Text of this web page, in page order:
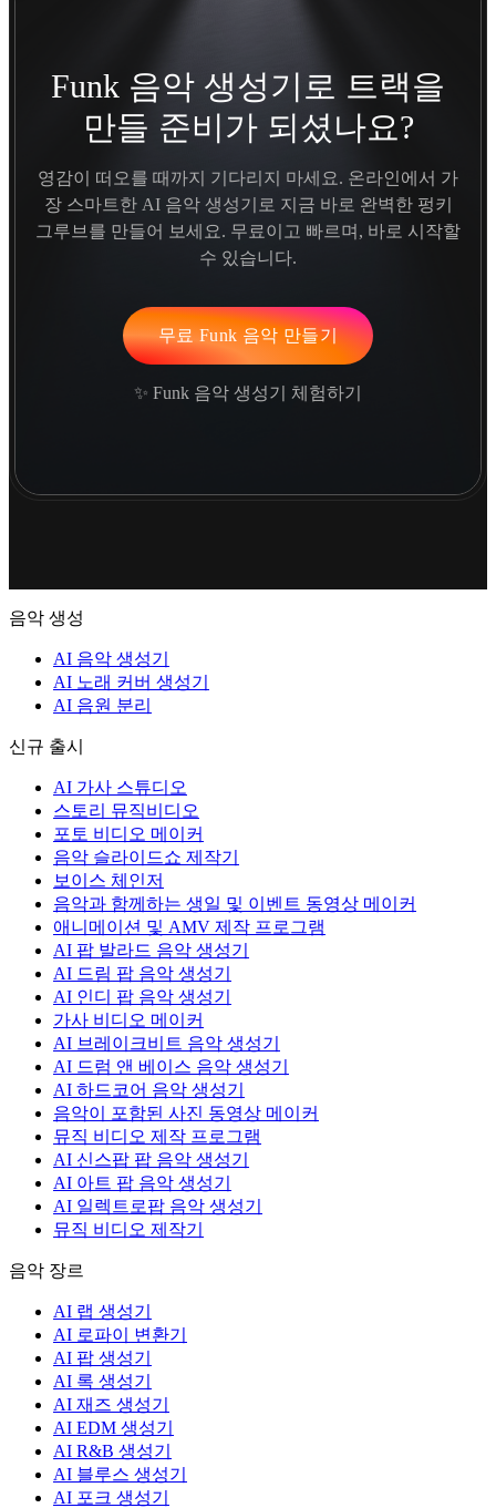
Funk 음악 생성기로 트랙을
만들 준비가 되셨나요?
영감이 떠오를 때까지 기다리지 마세요. 온라인에서 가
장 스마트한 AI 음악 생성기로 지금 바로 완벽한 펑키
그루브를 만들어 보세요. 무료이고 빠르며, 바로 시작할
수 있습니다.
무료 Funk 음악 만들기
✨ Funk 음악 생성기 체험하기
음악 생성
AI 음악 생성기
AI 노래 커버 생성기
AI 음원 분리
신규 출시
AI 가사 스튜디오
스토리 뮤직비디오
포토 비디오 메이커
음악 슬라이드쇼 제작기
보이스 체인저
음악과 함께하는 생일 및 이벤트 동영상 메이커
애니메이션 및 AMV 제작 프로그램
AI 팝 발라드 음악 생성기
AI 드림 팝 음악 생성기
AI 인디 팝 음악 생성기
가사 비디오 메이커
AI 브레이크비트 음악 생성기
AI 드럼 앤 베이스 음악 생성기
AI 하드코어 음악 생성기
음악이 포함된 사진 동영상 메이커
뮤직 비디오 제작 프로그램
AI 신스팝 팝 음악 생성기
AI 아트 팝 음악 생성기
AI 일렉트로팝 음악 생성기
뮤직 비디오 제작기
음악 장르
AI 랩 생성기
AI 로파이 변환기
AI 팝 생성기
AI 록 생성기
AI 재즈 생성기
AI EDM 생성기
AI R&B 생성기
AI 블루스 생성기
AI 포크 생성기